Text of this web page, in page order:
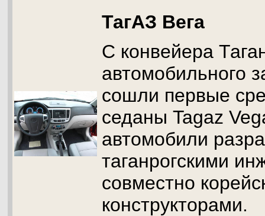
ТагАЗ Вега
С конвейера
автомобильного
сошли первые
седаны Tagaz
автомобили
таганрогскими
совместно
конструкторами.